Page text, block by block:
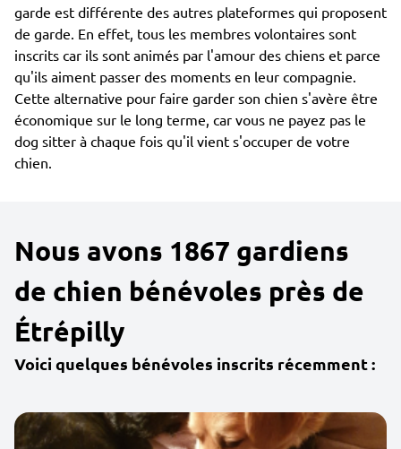
garde est différente des autres plateformes qui proposent
de garde. En effet, tous les membres volontaires sont
inscrits car ils sont animés par l'amour des chiens et parce
qu'ils aiment passer des moments en leur compagnie.
Cette alternative pour faire garder son chien s'avère être
économique sur le long terme, car vous ne payez pas le
dog sitter à chaque fois qu'il vient s'occuper de votre
chien.
Nous avons 1867 gardiens
de chien bénévoles près de
Étrépilly
Voici quelques bénévoles inscrits récemment :